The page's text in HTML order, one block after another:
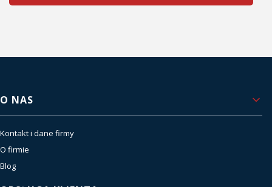
Linki w stopce
O NAS
Kontakt i dane firmy
O firmie
Blog